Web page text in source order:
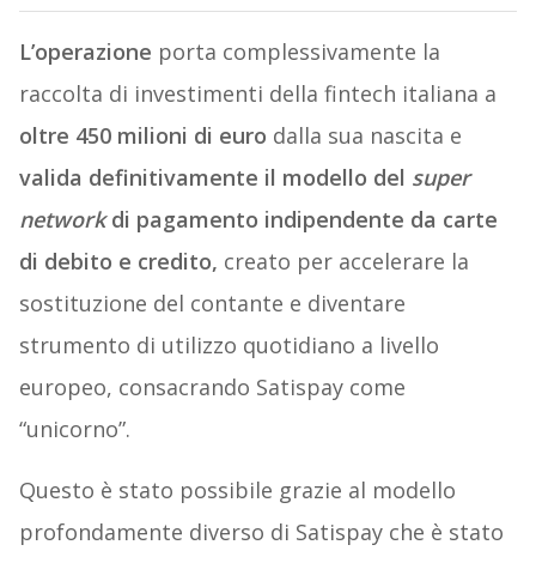
L’operazione porta complessivamente la
raccolta di investimenti della fintech italiana a
oltre 450 milioni di euro dalla sua nascita e
valida definitivamente il modello del super
networkdi pagamento indipendente da carte
di debito e credito, creato per accelerare la
sostituzione del contante e diventare
strumento di utilizzo quotidiano a livello
europeo, consacrando Satispay come
“unicorno”.
Questo è stato possibile grazie al modello
profondamente diverso di Satispay che è stato